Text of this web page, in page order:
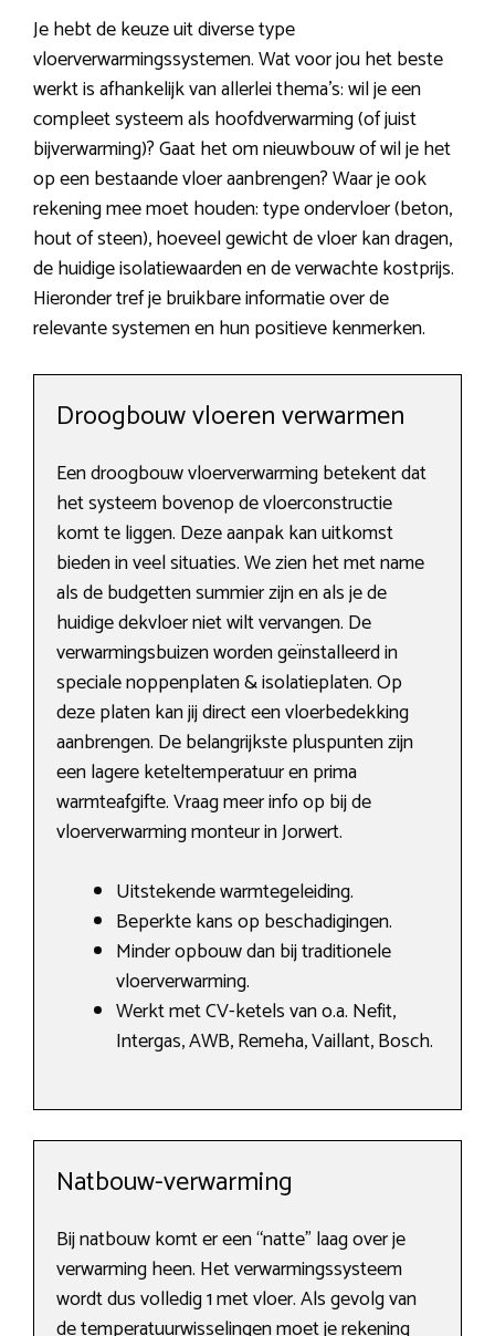
Je hebt de keuze uit diverse type
vloerverwarmingssystemen. Wat voor jou het beste
werkt is afhankelijk van allerlei thema’s: wil je een
compleet systeem als hoofdverwarming (of juist
bijverwarming)? Gaat het om nieuwbouw of wil je het
op een bestaande vloer aanbrengen? Waar je ook
rekening mee moet houden: type ondervloer (beton,
hout of steen), hoeveel gewicht de vloer kan dragen,
de huidige isolatiewaarden en de verwachte kostprijs.
Hieronder tref je bruikbare informatie over de
relevante systemen en hun positieve kenmerken.
Droogbouw vloeren verwarmen
Een droogbouw vloerverwarming betekent dat
het systeem bovenop de vloerconstructie
komt te liggen. Deze aanpak kan uitkomst
bieden in veel situaties. We zien het met name
als de budgetten summier zijn en als je de
huidige dekvloer niet wilt vervangen. De
verwarmingsbuizen worden geïnstalleerd in
speciale noppenplaten & isolatieplaten. Op
deze platen kan jij direct een vloerbedekking
aanbrengen. De belangrijkste pluspunten zijn
een lagere keteltemperatuur en prima
warmteafgifte. Vraag meer info op bij de
vloerverwarming monteur in Jorwert.
Uitstekende warmtegeleiding.
Beperkte kans op beschadigingen.
Minder opbouw dan bij traditionele
vloerverwarming.
Werkt met CV-ketels van o.a. Nefit,
Intergas, AWB, Remeha, Vaillant, Bosch.
Natbouw-verwarming
Bij natbouw komt er een “natte” laag over je
verwarming heen. Het verwarmingssysteem
wordt dus volledig 1 met vloer. Als gevolg van